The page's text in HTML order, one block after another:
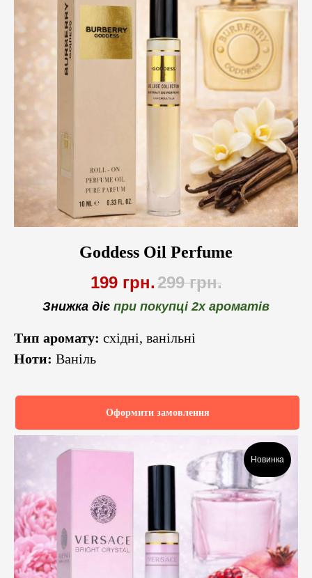
Goddess Oil Perfume
199 грн.299 грн.
Знижка діє при покупці 2х ароматів
Тип аромату: східні, ванільні
Ноти: Ваніль
Оформити замовлення
Новинка